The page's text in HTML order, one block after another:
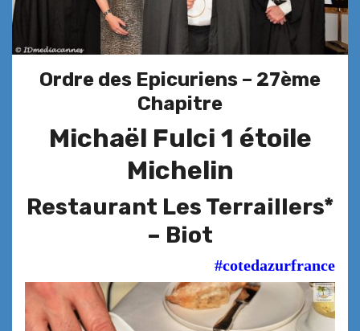
Ordre des Epicuriens – 27ème
Chapitre
Michaël Fulci 1 étoile
Michelin
Restaurant Les Terraillers*
– Biot
#cotedazurfrance